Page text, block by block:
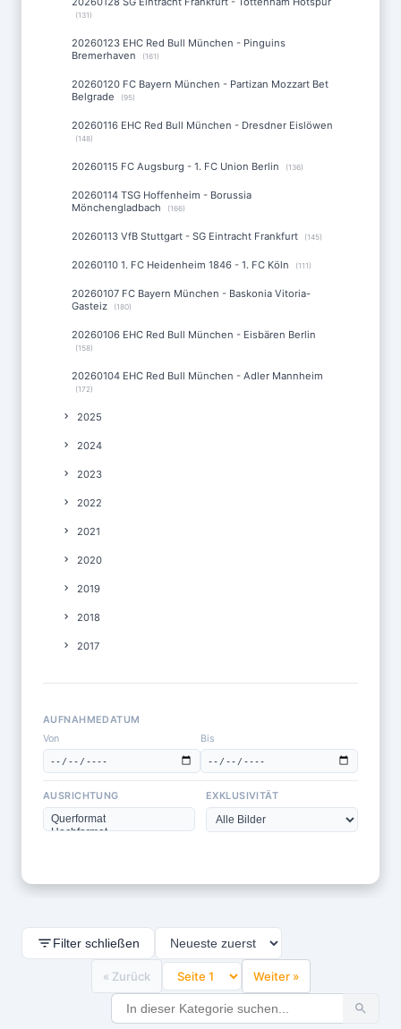
(131)
20260123 EHC Red Bull München - Pinguins
Bremerhaven
(161)
20260120 FC Bayern München - Partizan Mozzart Bet
Belgrade
(95)
20260116 EHC Red Bull München - Dresdner Eislöwen
(148)
20260115 FC Augsburg - 1. FC Union Berlin (136)
20260114 TSG Hoffenheim - Borussia
Mönchengladbach
(166)
20260113 VfB Stuttgart - SG Eintracht Frankfurt (145)
20260110 1. FC Heidenheim 1846 - 1. FC Köln (111)
20260107 FC Bayern München - Baskonia Vitoria-
Gasteiz
(180)
20260106 EHC Red Bull München - Eisbären Berlin
(158)
20260104 EHC Red Bull München - Adler Mannheim
(172)
2025
2024
2023
2022
2021
2020
2019
2018
2017
AUFNAHMEDATUM
Von
Bis
AUSRICHTUNG EXKLUSIVITÄT
Filter schließen
« Zurück Weiter »